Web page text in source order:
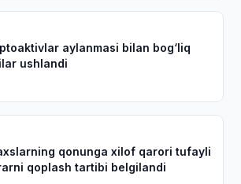
aylanmasi bilan bog‘liq
ushlandi
qonunga xilof qarori tufayli
qoplash tartibi belgilandi